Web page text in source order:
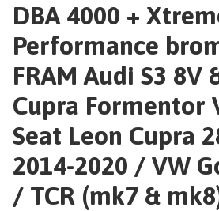
DBA 4000 +
Performance
FRAM Audi S3 8V
Cupra Formentor
Seat Leon Cupra
2014-2020 / VW
/ TCR (mk7 &